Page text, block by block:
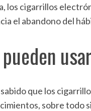
los cigarrillos
el abandono del
sabido que los
sobre todo